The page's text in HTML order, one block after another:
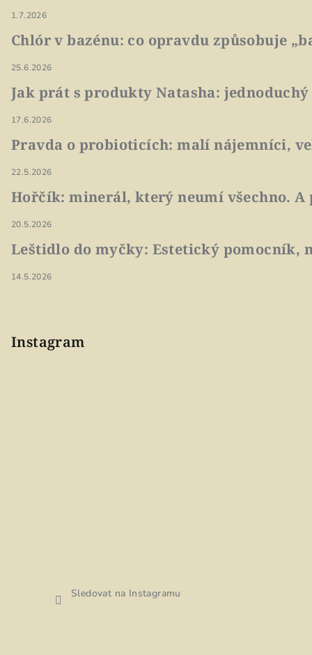
1.7.2026
Chlór v bazénu: co opravdu způsobuje
25.6.2026
Jak prát s produkty Natasha:
17.6.2026
Pravda o probioticích: malí nájemníci,
22.5.2026
Hořčík: minerál, který neumí všechno.
20.5.2026
Leštidlo do myčky: Estetický pomocník,
14.5.2026
Instagram
Sledovat na Instagramu